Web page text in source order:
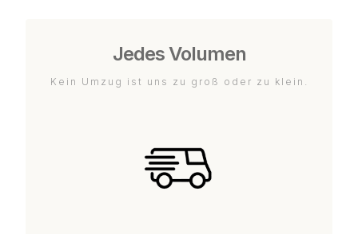
Jedes Volumen
Kein Umzug ist uns zu groß oder zu klein.